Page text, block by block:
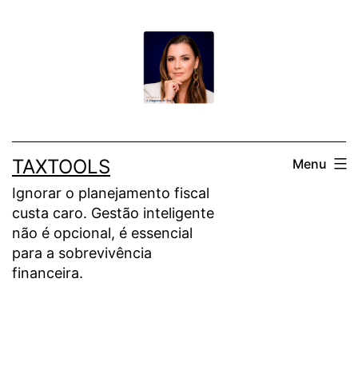
TAXTOOLS
Ignorar o planejamento fiscal
custa caro. Gestão inteligente
não é opcional, é essencial
para a sobrevivência
financeira.
Menu